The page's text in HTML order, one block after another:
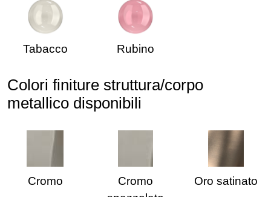
Tabacco Rubino
Colori finiture struttura/corpo
metallico disponibili
Cromo
Cromo
Oro satinato